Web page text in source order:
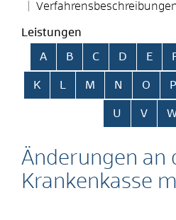
Leistungen
Alphabetisches Register
A B C D E
K L M N O P
U V
Änderungen an
Krankenkasse